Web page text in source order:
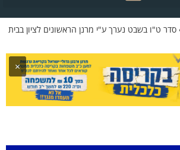
ט"ו בשבט נערך ע"י מרנן הראשונים לציון בבית
×